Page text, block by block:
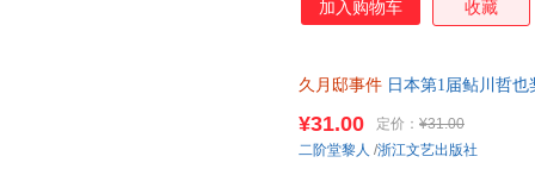
加入购物车 收藏
久月邸事件 日本第1届鲇川哲
¥31.00 定价： ¥31.00
二阶堂黎人 /浙江文艺出版社